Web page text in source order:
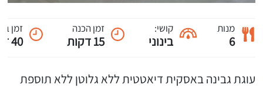
מנות
6
קושי:
בינוני
זמן הכנה
15 דקות
זמן
40 דקות
עוגת גבינה באסקית דיאטטית ללא גלוטן ללא תוספת